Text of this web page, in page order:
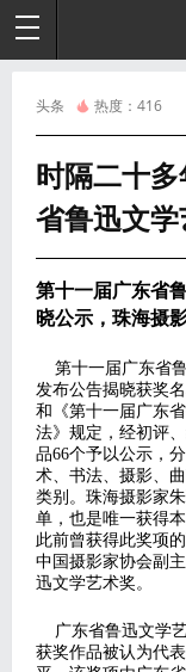
头条 热度： 416
时隔二十
省鲁迅文
第十一届广东省
晓公示，珠海摄
第十一届广东省
发布公告揭晓获奖
和《第十一届广东
法》规定，经初评
品66个予以公示，
术、书法、摄影、
类别。珠海摄影家
单，也是唯一获得
此前曾获得此奖项
中国摄影家协会副
迅文学艺术奖。
广东省鲁迅文学
获奖作品被认为代